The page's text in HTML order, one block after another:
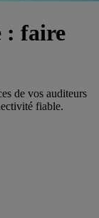
: faire
de vos auditeurs
fiable.